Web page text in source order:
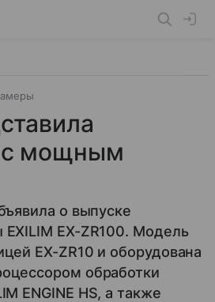
мощным
о выпуске
EX-ZR100. Модель
EX-ZR10 и оборудована
обработки
ENGINE HS, а также